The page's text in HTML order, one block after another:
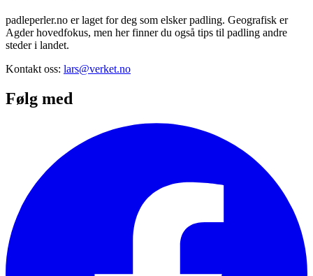
padleperler.no er laget for deg som elsker padling. Geografisk er
Agder hovedfokus, men her finner du også tips til padling andre
steder i landet.
Kontakt oss: lars@verket.no
Følg med